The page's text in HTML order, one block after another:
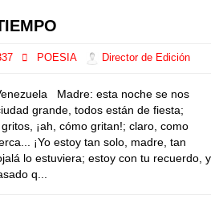
POESIA Director de Edición
Madre: esta noche se nos
grande, todos están de fiesta;
¡ah, cómo gritan!; claro, como
¡Yo estoy tan solo, madre, tan
lo estuviera; estoy con tu recuerdo, y
q...